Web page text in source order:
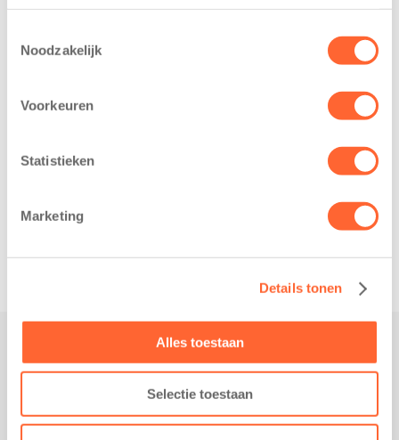
Noodzakelijk
Voorkeuren
Statistieken
Marketing
Details tonen
Alles toestaan
Selectie toestaan
Eelde trainden
Mini 4 Mijl. Zij
belangrijke stap
realisatie van een
de wijk Wiarda in
Leeuwarden Zuid.
Praktisch
Werken bij Kids First
Nieuws over Kids First